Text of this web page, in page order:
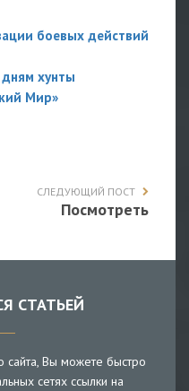
боевых действий
хунты
Мир»
СЛЕДУЮЩИЙ ПОСТ
Посмотреть
СТАТЬЕЙ
сайта, Вы можете быстро
сетях ссылки на